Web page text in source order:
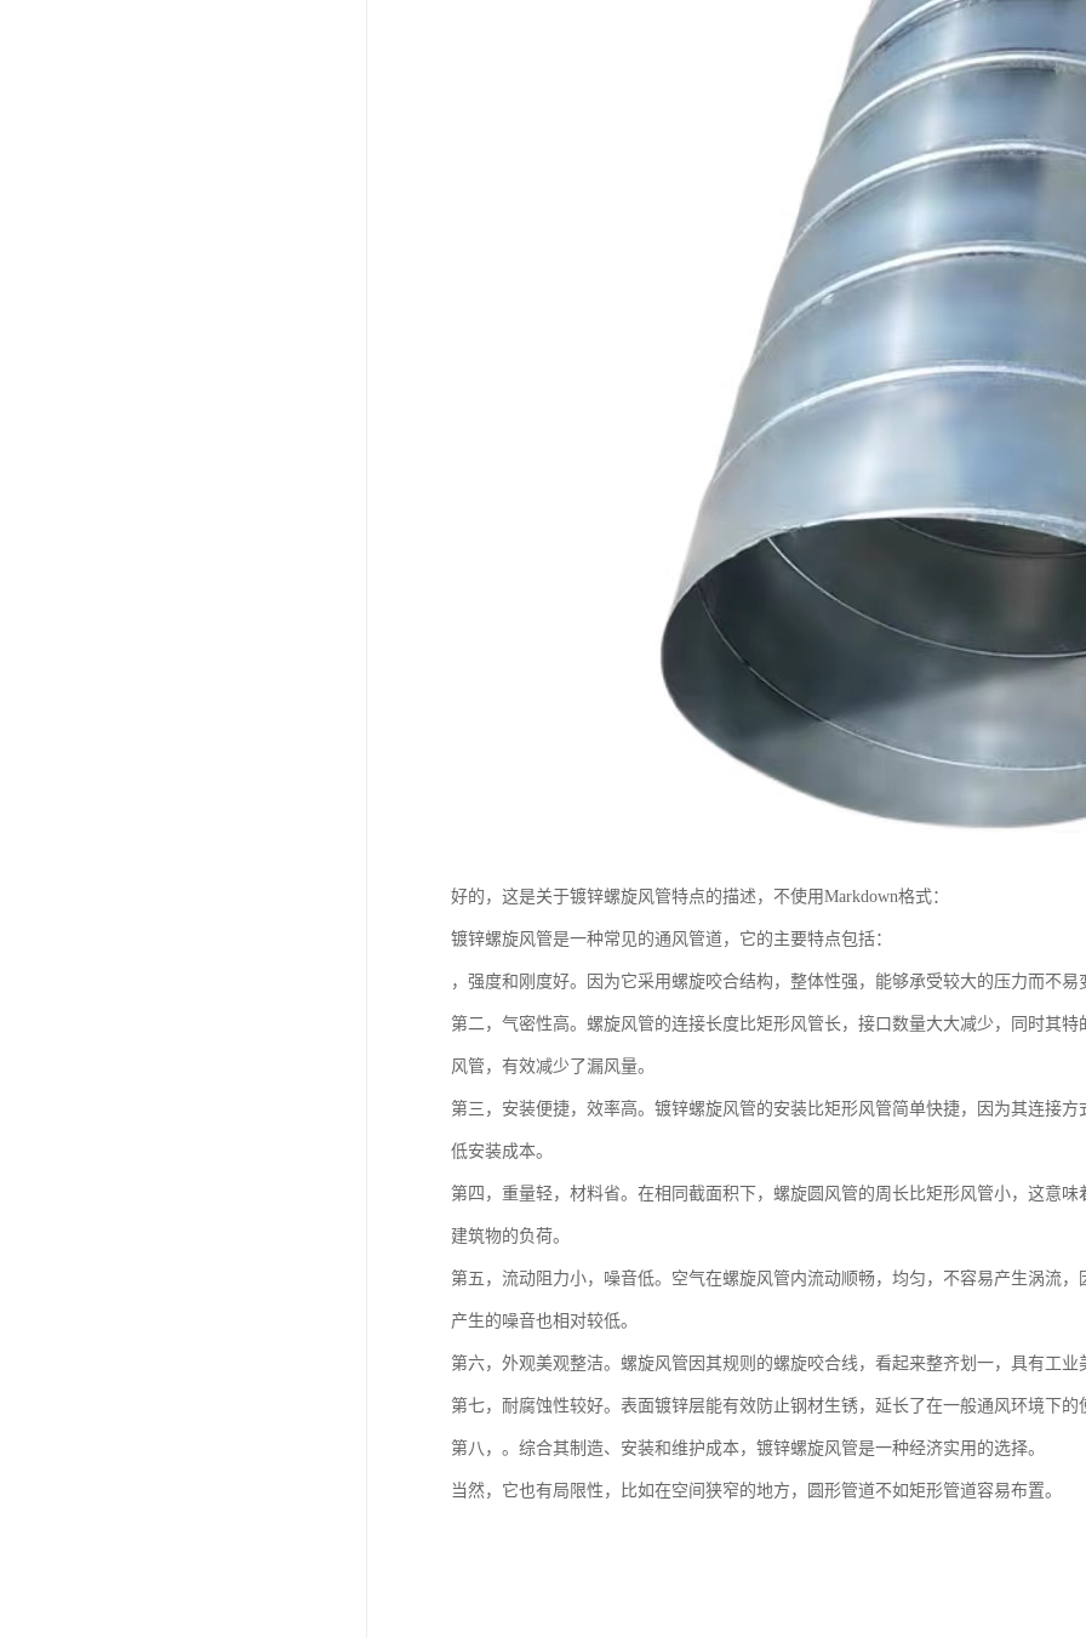
好的，这是关于镀锌螺旋风管特点的描述，不使用Markdown格式：
镀锌螺旋风管是一种常见的通风管道，它的主要特点包括：
，强度和刚度好。因为它采用螺旋咬合结构，整体性强，能够承受较大的压力而不
第二，气密性高。螺旋风管的连接长度比矩形风管长，接口数量大大减少，同时其
风管，有效减少了漏风量。
第三，安装便捷，效率高。镀锌螺旋风管的安装比矩形风管简单快捷，因为其连接
低安装成本。
第四，重量轻，材料省。在相同截面积下，螺旋圆风管的周长比矩形风管小，这意
建筑物的负荷。
第五，流动阻力小，噪音低。空气在螺旋风管内流动顺畅，均匀，不容易产生涡流
产生的噪音也相对较低。
第六，外观美观整洁。螺旋风管因其规则的螺旋咬合线，看起来整齐划一，具有工业
第七，耐腐蚀性较好。表面镀锌层能有效防止钢材生锈，延长了在一般通风环境下的
第八，。综合其制造、安装和维护成本，镀锌螺旋风管是一种经济实用的选择。
当然，它也有局限性，比如在空间狭窄的地方，圆形管道不如矩形管道容易布置。